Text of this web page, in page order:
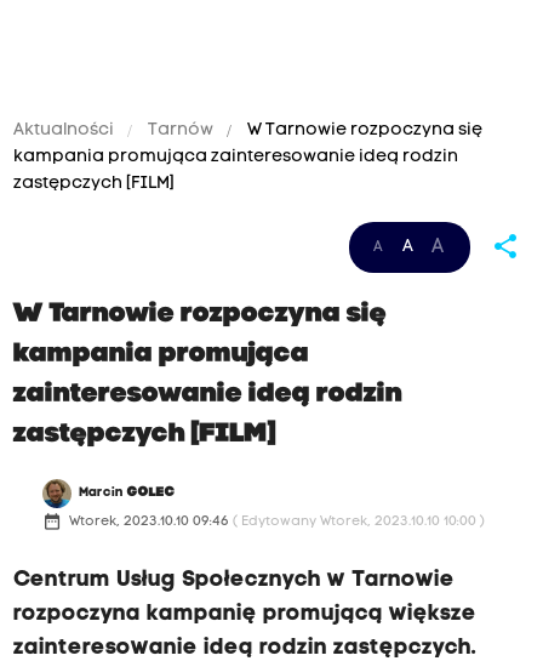
Aktualności Tarnów
W Tarnowie rozpoczyna się
kampania promująca zainteresowanie ideą rodzin
zastępczych [FILM]
A A A share
W Tarnowie rozpoczyna się
kampania promująca
zainteresowanie ideą rodzin
zastępczych [FILM]
MarcinGOLEC
date_range Wtorek, 2023.10.10 09:46 ( Edytowany Wtorek, 2023.10.10 10:00 )
Centrum Usług Społecznych w Tarnowie
rozpoczyna kampanię promującą większe
zainteresowanie ideą rodzin zastępczych.